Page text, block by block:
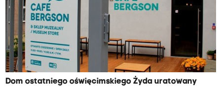
Dom ostatniego oświęcimskiego Żyda uratowany